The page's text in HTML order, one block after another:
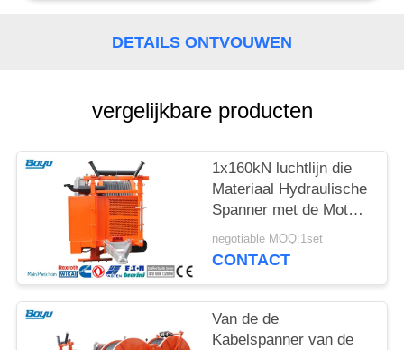
DETAILS ONTVOUWEN
vergelijkbare producten
1x160kN luchtlijn die
Materiaal Hydraulische
Spanner met de Motor
van het
Waterkoelingssysteem
negotiable MOQ:1set
CONTACT
Van de de
Kabelspanner van de